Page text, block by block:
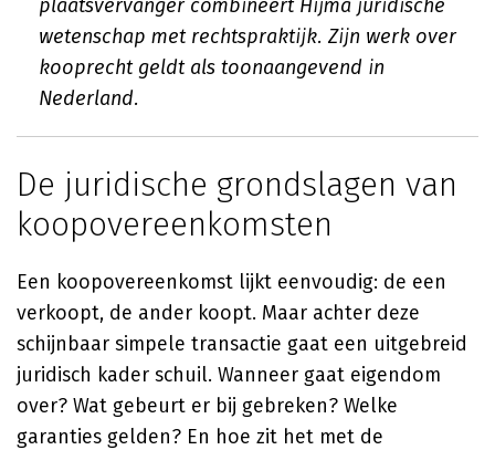
plaatsvervanger combineert Hijma juridische
wetenschap met rechtspraktijk. Zijn werk over
kooprecht geldt als toonaangevend in
Nederland.
De juridische grondslagen van
koopovereenkomsten
Een koopovereenkomst lijkt eenvoudig: de een
verkoopt, de ander koopt. Maar achter deze
schijnbaar simpele transactie gaat een uitgebreid
juridisch kader schuil. Wanneer gaat eigendom
over? Wat gebeurt er bij gebreken? Welke
garanties gelden? En hoe zit het met de